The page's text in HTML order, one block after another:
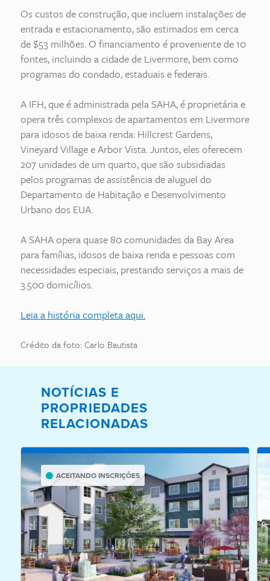
Os custos de construção, que incluem instalações de
entrada e estacionamento, são estimados em cerca
de $53 milhões. O financiamento é proveniente de 10
fontes, incluindo a cidade de Livermore, bem como
programas do condado, estaduais e federais.
A IFH, que é administrada pela SAHA, é proprietária e
opera três complexos de apartamentos em Livermore
para idosos de baixa renda: Hillcrest Gardens,
Vineyard Village e Arbor Vista. Juntos, eles oferecem
207 unidades de um quarto, que são subsidiadas
pelos programas de assistência de aluguel do
Departamento de Habitação e Desenvolvimento
Urbano dos EUA.
A SAHA opera quase 80 comunidades da Bay Area
para famílias, idosos de baixa renda e pessoas com
necessidades especiais, prestando serviços a mais de
3.500 domicílios.
Leia a história completa aqui.
Crédito da foto: Carlo Bautista
NOTÍCIAS E
PROPRIEDADES
RELACIONADAS
ACEITANDO INSCRIÇÕES